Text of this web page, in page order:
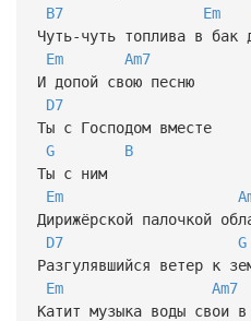
B7
Em
Чуть-чуть топлива в бак
Em
Am7
И допой свою песню
D7
Ты с Господом вместе
G
B
Ты с ним
Em
Дирижёрской палочкой
D7
G
Разгулявшийся ветер к
Em
Am7
Катит музыка воды свои в